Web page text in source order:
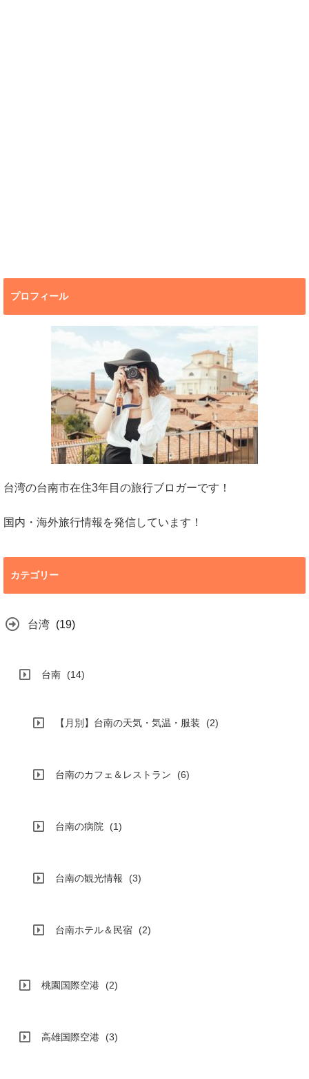
プロフィール
台湾の台南市在住3年目の旅行ブロガーです！
国内・海外旅行情報を発信しています！
カテゴリー
台湾 (19)
台南 (14)
【月別】台南の天気・気温・服装 (2)
台南のカフェ＆レストラン (6)
台南の病院 (1)
台南の観光情報 (3)
台南ホテル＆民宿 (2)
桃園国際空港 (2)
高雄国際空港 (3)